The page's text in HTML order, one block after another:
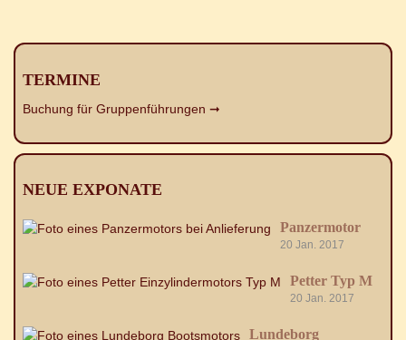
TERMINE
Buchung für Gruppenführungen ➞
NEUE EXPONATE
Panzermotor
20 Jan. 2017
Petter Typ M
20 Jan. 2017
Lundeborg